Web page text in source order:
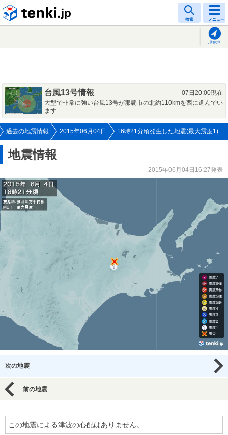
検索 メニュー
現在地
台風13号情報
07日20:00現在
大型で非常に強い台風13号が那覇市の北約110kmを西に進んでい
ます
過去の地震情報 2015年06月04日 16時21分頃発生した地震(最大震度1)
地震情報
2015年06月04日16:27発表
次の地震
前の地震
この地震による津波の心配はありません。